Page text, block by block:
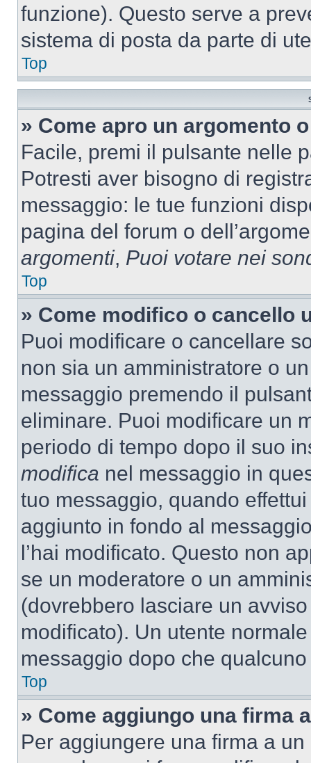
funzione). Questo serve a
sistema di posta da parte di
Top
» Come apro un argomento
Facile, premi il pulsante nelle
Potresti aver bisogno di
messaggio: le tue funzioni
pagina del forum o
argomenti, Puoi votare nei
Top
» Come modifico o cancello
Puoi modificare o cancellare
non sia un amministratore o
messaggio premendo il
eliminare. Puoi modificare un
periodo di tempo dopo il suo
modifica nel messaggio in
tuo messaggio, quando
aggiunto in fondo al
l’hai modificato. Questo non
se un moderatore o un
(dovrebbero lasciare un
modificato). Un utente
messaggio dopo che
Top
» Come aggiungo una firma
Per aggiungere una firma a